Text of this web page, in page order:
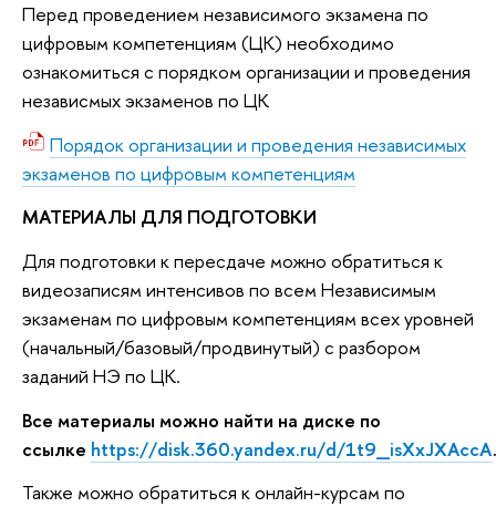
Перед проведением независимого экзамена по
цифровым компетенциям (ЦК) необходимо
ознакомиться с порядком организации и проведения
независмых экзаменов по ЦК
Порядок организации и проведения независимых
экзаменов по цифровым компетенциям
МАТЕРИАЛЫ ДЛЯ ПОДГОТОВКИ
Для подготовки к пересдаче можно обратиться к
видеозаписям интенсивов по всем Независимым
экзаменам по цифровым компетенциям всех уровней
(начальный/базовый/продвинутый) с разбором
заданий НЭ по ЦК.
Все материалы можно найти на диске по
ссылке https://disk.360.yandex.ru/d/1t9_isXxJXAccA
Также можно обратиться к онлайн-курсам по